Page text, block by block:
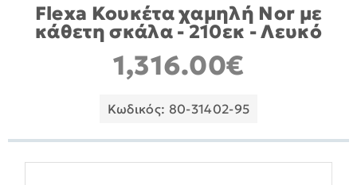
Flexa Κουκέτα χαμηλή Nor με
κάθετη σκάλα - 210εκ - Λευκό
1,316.00€
Κωδικός: 80-31402-95